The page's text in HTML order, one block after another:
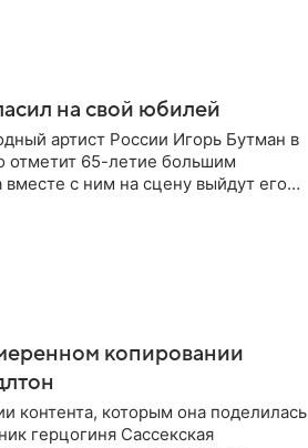
на свой юбилей
артист России Игорь Бутман в
отметит 65-летие большим
с ним на сцену выйдут его
копировании
контента, которым она поделилась
герцогиня Сассекская